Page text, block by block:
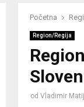
Početna
Region/Regija
od Vladimir